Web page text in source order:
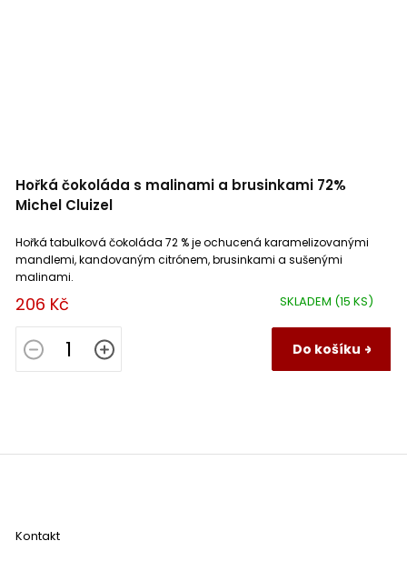
Hořká čokoláda s malinami a brusinkami 72%
Michel Cluizel
SKLADEM (15 KS)
206 Kč
Do košíku
Hořká tabulková čokoláda 72 % je ochucená karamelizovanými
mandlemi, kandovaným citrónem, brusinkami a sušenými
malinami.
Z
Kontakt